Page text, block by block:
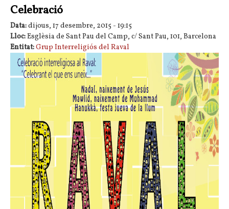
Celebració
Data:dijous, 17 desembre, 2015 - 19:15
Lloc:Esglèsia de Sant Pau del Camp, c/ Sant Pau, 101, Barcelona
Entitat:Grup Interreligiós del Raval